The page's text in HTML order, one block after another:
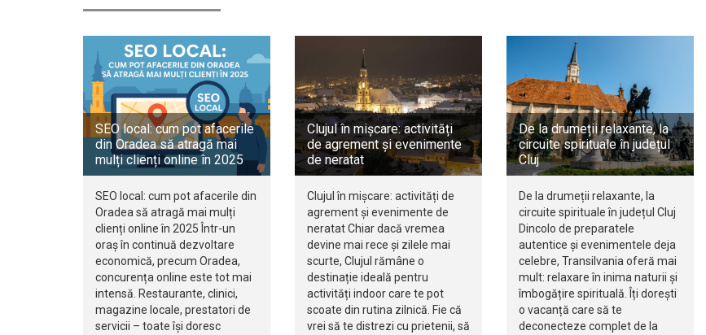
SEO local: cum pot afacerile
din Oradea să atragă mai
mulți clienți online în 2025
SEO local: cum pot afacerile din
Oradea să atragă mai mulți
clienți online în 2025 Într-un
oraș în continuă dezvoltare
economică, precum Oradea,
concurența online este tot mai
intensă. Restaurante, clinici,
magazine locale, prestatori de
servicii – toate își doresc
Clujul în mișcare: activități
de agrement și evenimente
de neratat
Clujul în mișcare: activități de
agrement și evenimente de
neratat Chiar dacă vremea
devine mai rece și zilele mai
scurte, Clujul rămâne o
destinație ideală pentru
activități indoor care te pot
scoate din rutina zilnică. Fie că
vrei să te distrezi cu prietenii, să
De la drumeții relaxante, la
circuite spirituale în județul
Cluj
De la drumeții relaxante, la
circuite spirituale în județul Cluj
Dincolo de preparatele
autentice și evenimentele deja
celebre, Transilvania oferă mai
mult: relaxare în inima naturii și
îmbogățire spirituală. Îți dorești
o vacanță care să te
deconecteze complet de la